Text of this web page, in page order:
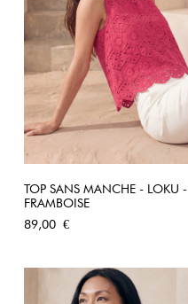
TOP SANS MANCHE - LOKU -
FRAMBOISE
Prix
89,00 €